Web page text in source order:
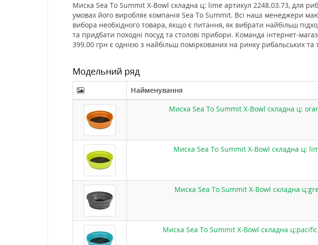
Миска Sea To Summit X-Bowl складна ц: lime артикул 2248.03.73, для
умовах його виробляє компанія Sea To Summit. Всі наші менеджери
вибора необхідного товара, якщо є питання, як вибрати найбільш
та придбати походні посуд та столові прибори. Команда інтернет-
399.00 грн є однією з найбільш поміркованих на ринку рибальських та
Модельний ряд
Найменування
Миска Sea To Summit X-Bowl складна ц:
Миска Sea To Summit X-Bowl складна ц:
Миска Sea To Summit X-Bowl складна
Миска Sea To Summit X-Bowl складна